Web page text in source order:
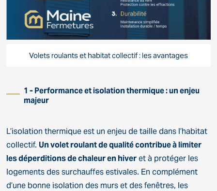
Volets roulants et habitat collectif : les avantages
1 - Performance et isolation thermique : un enjeu
majeur
L’isolation thermique est un enjeu de taille dans l’habitat
collectif. Un volet roulant de qualité contribue à limiter
les déperditions de chaleur en hiveret à protéger les
logements des surchauffes estivales. En complément
d’une bonne isolation des murs et des fenêtres, les